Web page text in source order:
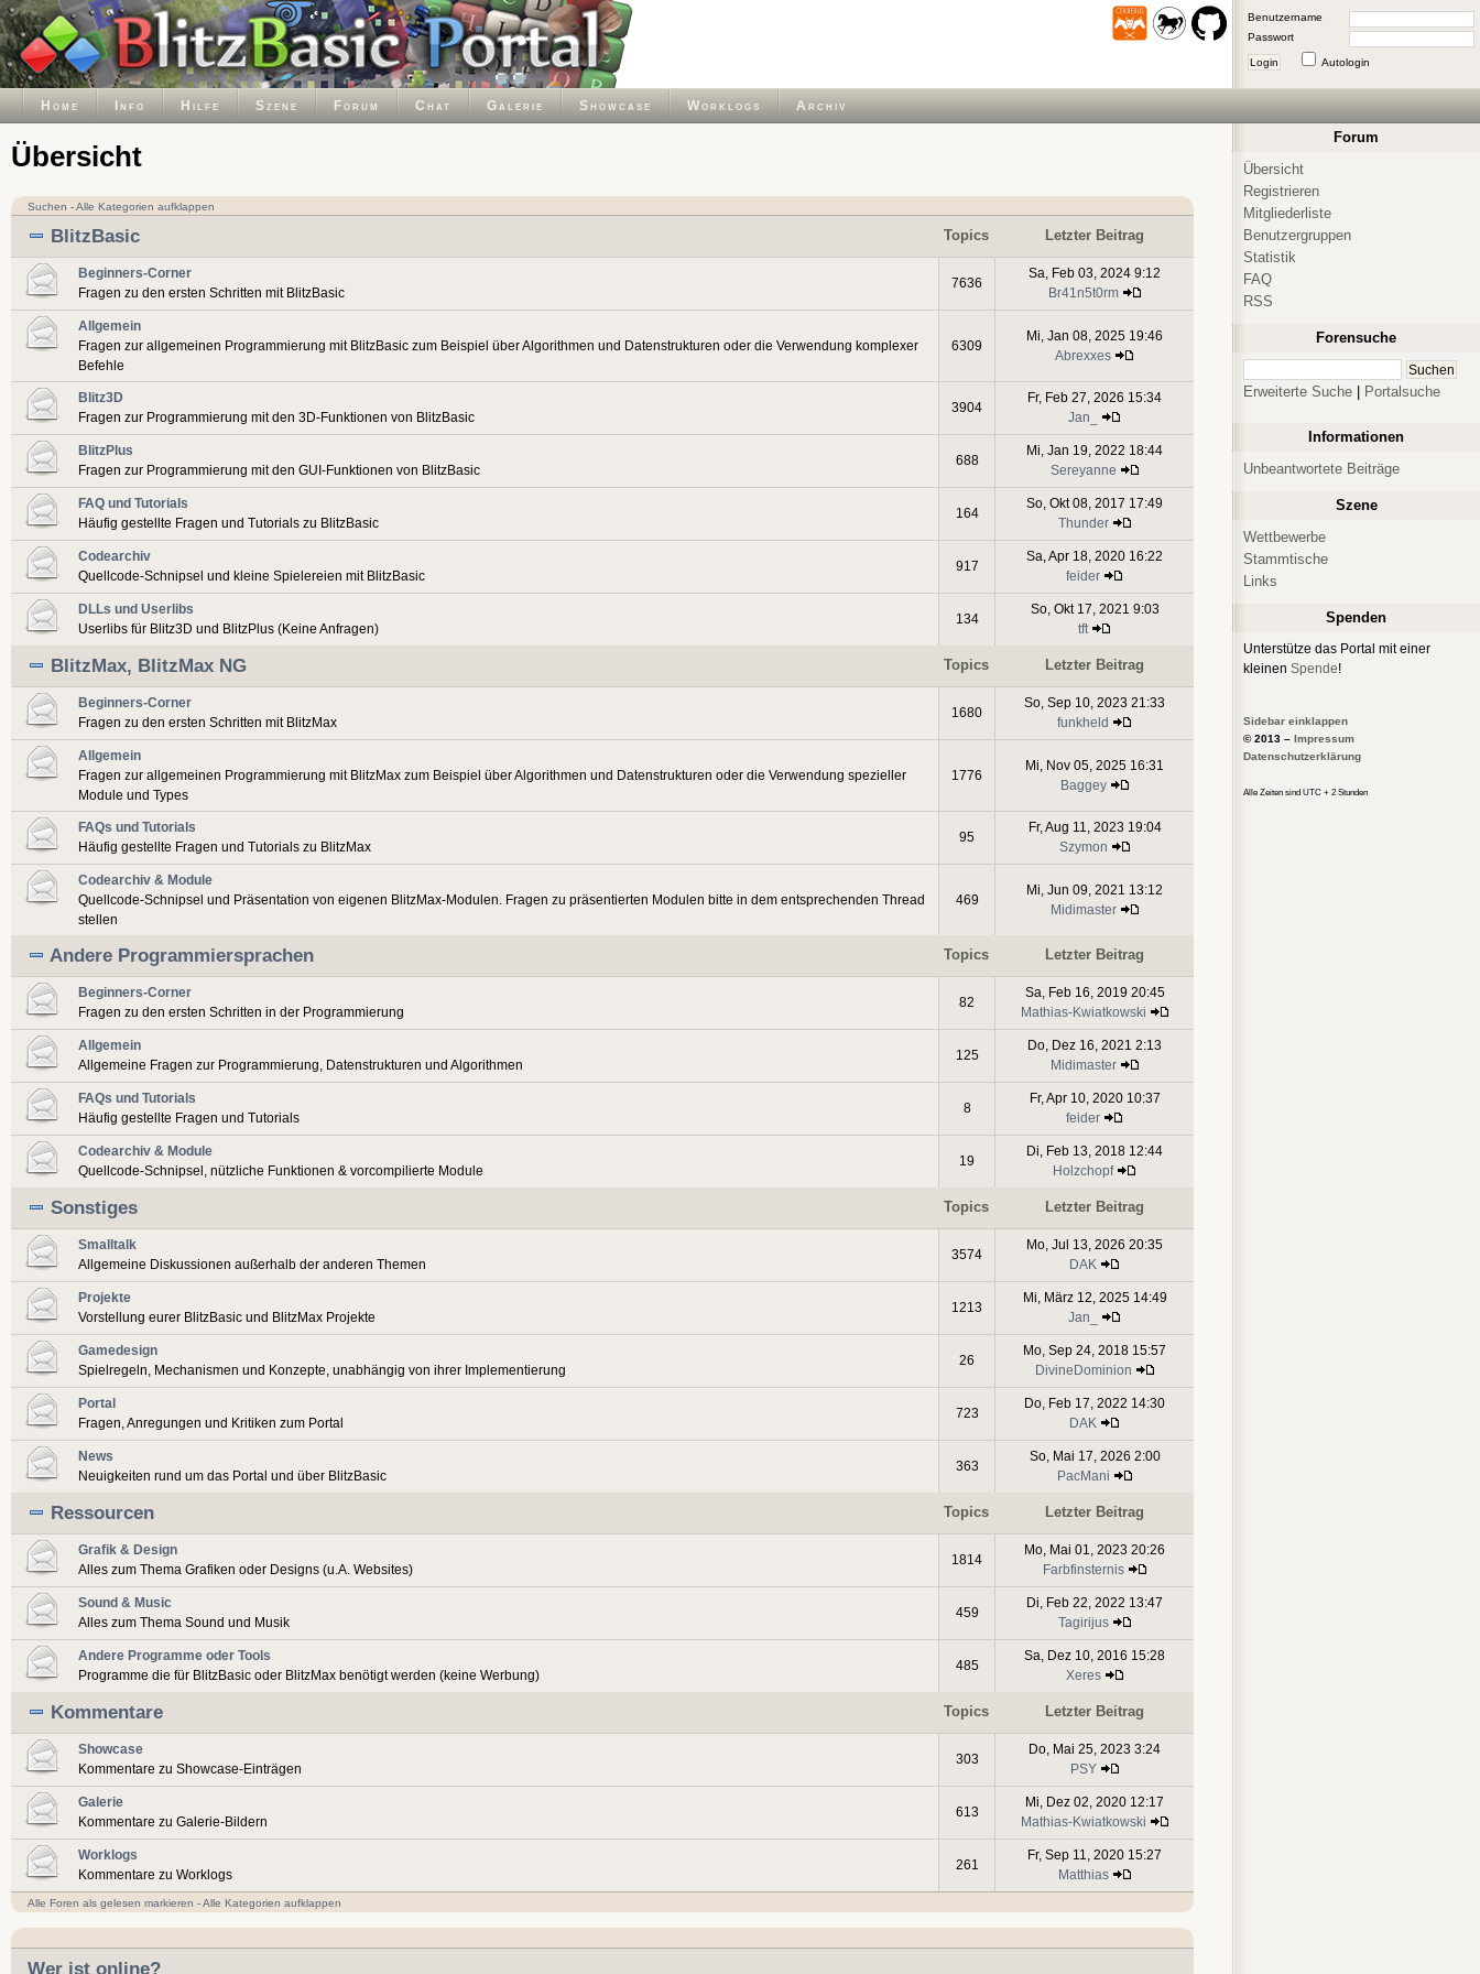
Benutzername
Passwort
Login Autologin
Home Info Hilfe Szene Forum Chat Galerie Showcase Worklogs Archiv
Übersicht
Suchen -Alle Kategorien aufklappen
BlitzBasic Topics Letzter Beitrag
Beginners-Corner
Fragen zu den ersten Schritten mit BlitzBasic
7636
Sa, Feb 03, 2024 9:12
Br41n5t0rm
Allgemein
Fragen zur allgemeinen Programmierung mit BlitzBasic zum Beispiel über Algorithmen und Datenstrukturen oder die Verwendung komplexer
Befehle
6309
Mi, Jan 08, 2025 19:46
Abrexxes
Blitz3D
Fragen zur Programmierung mit den 3D-Funktionen von BlitzBasic
3904
Fr, Feb 27, 2026 15:34
Jan_
BlitzPlus
Fragen zur Programmierung mit den GUI-Funktionen von BlitzBasic
688
Mi, Jan 19, 2022 18:44
Sereyanne
FAQ und Tutorials
Häufig gestellte Fragen und Tutorials zu BlitzBasic
164
So, Okt 08, 2017 17:49
Thunder
Codearchiv
Quellcode-Schnipsel und kleine Spielereien mit BlitzBasic
917
Sa, Apr 18, 2020 16:22
feider
DLLs und Userlibs
Userlibs für Blitz3D und BlitzPlus (Keine Anfragen)
134
So, Okt 17, 2021 9:03
tft
BlitzMax, BlitzMax NG Topics Letzter Beitrag
Beginners-Corner
Fragen zu den ersten Schritten mit BlitzMax
1680
So, Sep 10, 2023 21:33
funkheld
Allgemein
Fragen zur allgemeinen Programmierung mit BlitzMax zum Beispiel über Algorithmen und Datenstrukturen oder die Verwendung spezieller
Module und Types
1776
Mi, Nov 05, 2025 16:31
Baggey
FAQs und Tutorials
Häufig gestellte Fragen und Tutorials zu BlitzMax
95
Fr, Aug 11, 2023 19:04
Szymon
Codearchiv & Module
Quellcode-Schnipsel und Präsentation von eigenen BlitzMax-Modulen. Fragen zu präsentierten Modulen bitte in dem entsprechenden Thread
stellen
469
Mi, Jun 09, 2021 13:12
Midimaster
Andere Programmiersprachen Topics Letzter Beitrag
Beginners-Corner
Fragen zu den ersten Schritten in der Programmierung
82
Sa, Feb 16, 2019 20:45
Mathias-Kwiatkowski
Allgemein
Allgemeine Fragen zur Programmierung, Datenstrukturen und Algorithmen
125
Do, Dez 16, 2021 2:13
Midimaster
FAQs und Tutorials
Häufig gestellte Fragen und Tutorials
8
Fr, Apr 10, 2020 10:37
feider
Codearchiv & Module
Quellcode-Schnipsel, nützliche Funktionen & vorcompilierte Module
19
Di, Feb 13, 2018 12:44
Holzchopf
Sonstiges Topics Letzter Beitrag
Smalltalk
Allgemeine Diskussionen außerhalb der anderen Themen
3574
Mo, Jul 13, 2026 20:35
DAK
Projekte
Vorstellung eurer BlitzBasic und BlitzMax Projekte
1213
Mi, März 12, 2025 14:49
Jan_
Gamedesign
Spielregeln, Mechanismen und Konzepte, unabhängig von ihrer Implementierung
26
Mo, Sep 24, 2018 15:57
DivineDominion
Portal
Fragen, Anregungen und Kritiken zum Portal
723
Do, Feb 17, 2022 14:30
DAK
News
Neuigkeiten rund um das Portal und über BlitzBasic
363
So, Mai 17, 2026 2:00
PacMani
Ressourcen Topics Letzter Beitrag
Grafik & Design
Alles zum Thema Grafiken oder Designs (u.A. Websites)
1814
Mo, Mai 01, 2023 20:26
Farbfinsternis
Sound & Music
Alles zum Thema Sound und Musik
459
Di, Feb 22, 2022 13:47
Tagirijus
Andere Programme oder Tools
Programme die für BlitzBasic oder BlitzMax benötigt werden (keine Werbung)
485
Sa, Dez 10, 2016 15:28
Xeres
Kommentare Topics Letzter Beitrag
Showcase
Kommentare zu Showcase-Einträgen
303
Do, Mai 25, 2023 3:24
PSY
Galerie
Kommentare zu Galerie-Bildern
613
Mi, Dez 02, 2020 12:17
Mathias-Kwiatkowski
Worklogs
Kommentare zu Worklogs
261
Fr, Sep 11, 2020 15:27
Matthias
Alle Foren als gelesen markieren -Alle Kategorien aufklappen
Wer ist online?
Forum
Übersicht
Registrieren
Mitgliederliste
Benutzergruppen
Statistik
FAQ
RSS
Forensuche
Erweiterte Suche Portalsuche
Informationen
Unbeantwortete Beiträge
Szene
Wettbewerbe
Stammtische
Links
Spenden
Unterstütze das Portal mit einer
kleinen Spende!
Sidebar einklappen
© 2013 – Impressum
Datenschutzerklärung
Alle Zeiten sind UTC + 2 Stunden